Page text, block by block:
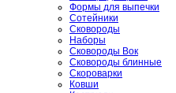
Формы для выпечки
Сотейники
Сковороды
Наборы
Сковороды Вок
Сковороды блинные
Скороварки
Ковши